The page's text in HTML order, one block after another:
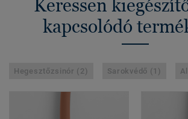
Keressen
kapcsolódó
Hegesztőzsinór (2) Sarokvédő (1)